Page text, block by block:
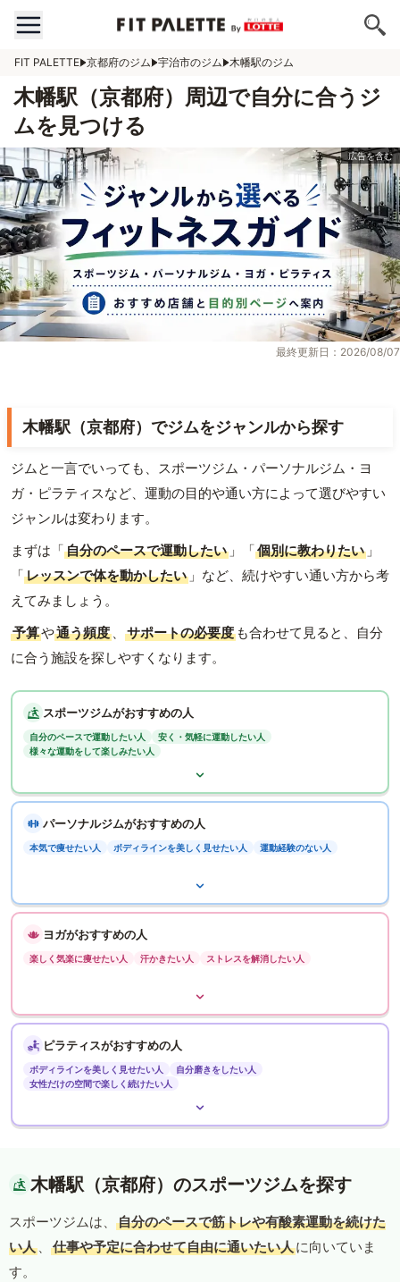
FIT PALETTE 京都府のジム 宇治市のジム 木幡駅のジム
木幡駅（京都府）周辺で自分に合うジ
ムを見つける
最終更新日：2026/08/07
木幡駅（京都府）でジムをジャンルから探す
ジムと一言でいっても、スポーツジム・パーソナルジム・ヨ
ガ・ピラティスなど、運動の目的や通い方によって選びやすい
ジャンルは変わります。
まずは「自分のペースで運動したい 」「個別に教わりたい 」
「レッスンで体を動かしたい 」など、続けやすい通い方から考
えてみましょう。
予算や通う頻度 、 サポートの必要度 も合わせて見ると、自分
に合う施設を探しやすくなります。
スポーツジムがおすすめの人
自分のペースで運動したい人
安く・気軽に運動したい人
様々な運動をして楽しみたい人
パーソナルジムがおすすめの人
本気で痩せたい人 ボディラインを美しく見せたい人 運動経験のない人
ヨガがおすすめの人
楽しく気楽に痩せたい人 汗かきたい人 ストレスを解消したい人
ピラティスがおすすめの人
ボディラインを美しく見せたい人
自分磨きをしたい人
女性だけの空間で楽しく続けたい人
木幡駅（京都府）のスポーツジムを探す
スポーツジムは、
自分のペースで筋トレや有酸素運動を続けた
い人 、 仕事や予定に合わせて自由に通いたい人に向いていま
す。